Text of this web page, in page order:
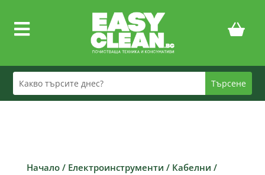

Начало/ Електроинструменти / Кабелни /